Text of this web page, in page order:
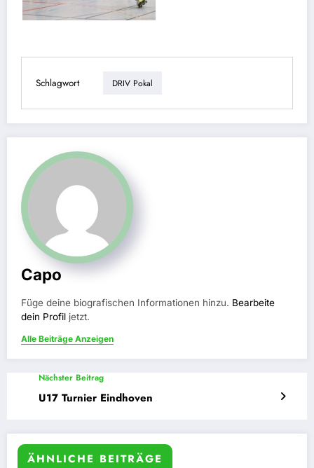
Schlagwort DRIV Pokal
Capo
Füge deine biografischen Informationen hinzu. Bearbeite
dein Profil jetzt.
Alle Beiträge Anzeigen
Nächster Beitrag
U17 Turnier Eindhoven
ÄHNLICHE BEITRÄGE